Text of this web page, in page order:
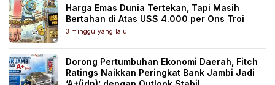
Harga Emas Dunia Tertekan, Tapi Masih
Bertahan di Atas US$ 4.000 per Ons Troi
3 minggu yang lalu
Dorong Pertumbuhan Ekonomi Daerah, Fitch
Ratings Naikkan Peringkat Bank Jambi Jadi